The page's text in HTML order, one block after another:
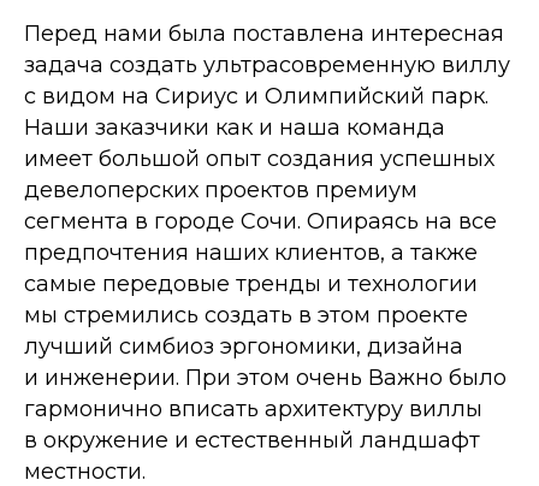
Перед нами была поставлена интересная
задача создать ультрасовременную виллу
с видом на Сириус и Олимпийский парк.
Наши заказчики как и наша команда
имеет большой опыт создания успешных
девелоперских проектов премиум
сегмента в городе Сочи. Опираясь на все
предпочтения наших клиентов, а также
самые передовые тренды и технологии
мы стремились создать в этом проекте
лучший симбиоз эргономики, дизайна
и инженерии. При этом очень Важно было
гармонично вписать архитектуру виллы
в окружение и естественный ландшафт
местности.